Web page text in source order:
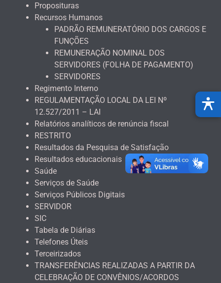
Proposituras
Recursos Humanos
PADRÃO REMUNERATÓRIO DOS CARGOS E
FUNÇÕES
REMUNERAÇÃO NOMINAL DOS
SERVIDORES (FOLHA DE PAGAMENTO)
SERVIDORES
Regimento Interno
REGULAMENTAÇÃO LOCAL DA LEI Nº
12.527/2011 – LAI
Relatórios analíticos de renúncia fiscal
RESTRITO
Resultados da Pesquisa de Satisfação
Resultados educacionais
Saúde
Serviços de Saúde
Serviços Públicos Digitais
SERVIDOR
SIC
Tabela de Diárias
Telefones Úteis
Terceirizados
TRANSFERÊNCIAS REALIZADAS A PARTIR DA
CELEBRAÇÃO DE CONVÊNIOS/ACORDOS